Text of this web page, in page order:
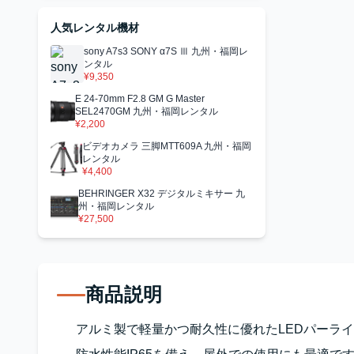
人気レンタル機材
sony A7s3 SONY α7S Ⅲ 九州・福岡レ
ンタル
¥9,350
E 24-70mm F2.8 GM G Master
SEL2470GM 九州・福岡レンタル
¥2,200
ビデオカメラ 三脚MTT609A 九州・福岡
レンタル
¥4,400
BEHRINGER X32 デジタルミキサー 九
州・福岡レンタル
¥27,500
商品説明
アルミ製で軽量かつ耐久性に優れたLEDパーライ